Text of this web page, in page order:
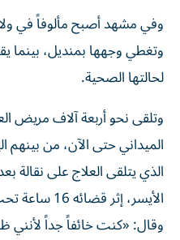
وفي مشهد أصبح مألوفاً في
وتغطي وجهها بمنديل، بينما
لحالتها الصحية.
وتلقى نحو أربعة آلاف مريض
الذي يتلقى العلاج على نقالة
الأيسر، إثر
وقال: «كنت خائفاً جداً لأنني